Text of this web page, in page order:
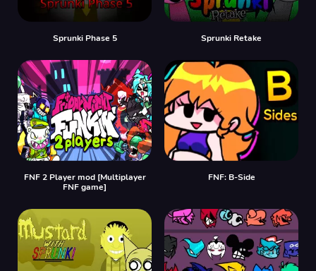
Sprunki Phase 5 Sprunki Retake
FNF 2 Player mod [Multiplayer
FNF game]
FNF: B-Side